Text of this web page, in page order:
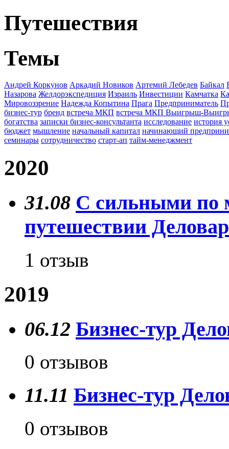
Путешествия
Темы
Андрей Коркунов Аркадий Новиков Артемий Лебедев Байкал
Назарова Желдорэкспедиция Израиль Инвестиции Камчатка
Мировоззрение Надежда Копытина Прага Предприниматель
бизнес-тур бренд встреча МКП встреча МКП Выигрыш-
богатства записки бизнес-консультанта исследование история
бюджет мышление начальный капитал начинающий
семинары сотрудничество старт-ап тайм-менеджмент
2020
31.08 С сильными по
путешествии
1 отзыв
2019
06.12 Бизнес-тур
0 отзывов
11.11 Бизнес-тур
0 отзывов